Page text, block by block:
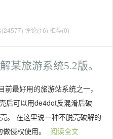
(24577) 评论(16) 推荐(0)
某旅游系统5.2版。
最好用的旅游站系统之一，
后可以用de4dot反混淆后破
。 在这里说一种不脱壳破解的
侵权使用。
阅读全文